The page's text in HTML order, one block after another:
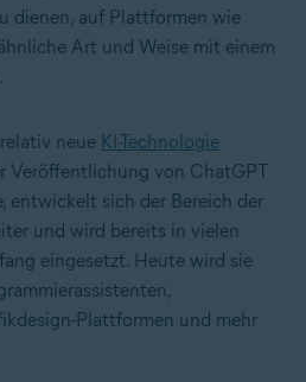
dienen, auf Plattformen wie
Art und Weise mit einem
neue KI-Technologie
Veröffentlichung von ChatGPT
entwickelt sich der Bereich der
und wird bereits in vielen
eingesetzt. Heute wird sie
Plattformen und mehr